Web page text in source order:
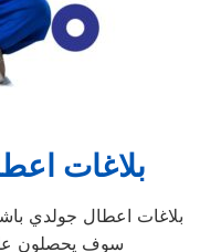
بلاغات
بلاغات اعطال جولدي
سوف يحصلون على